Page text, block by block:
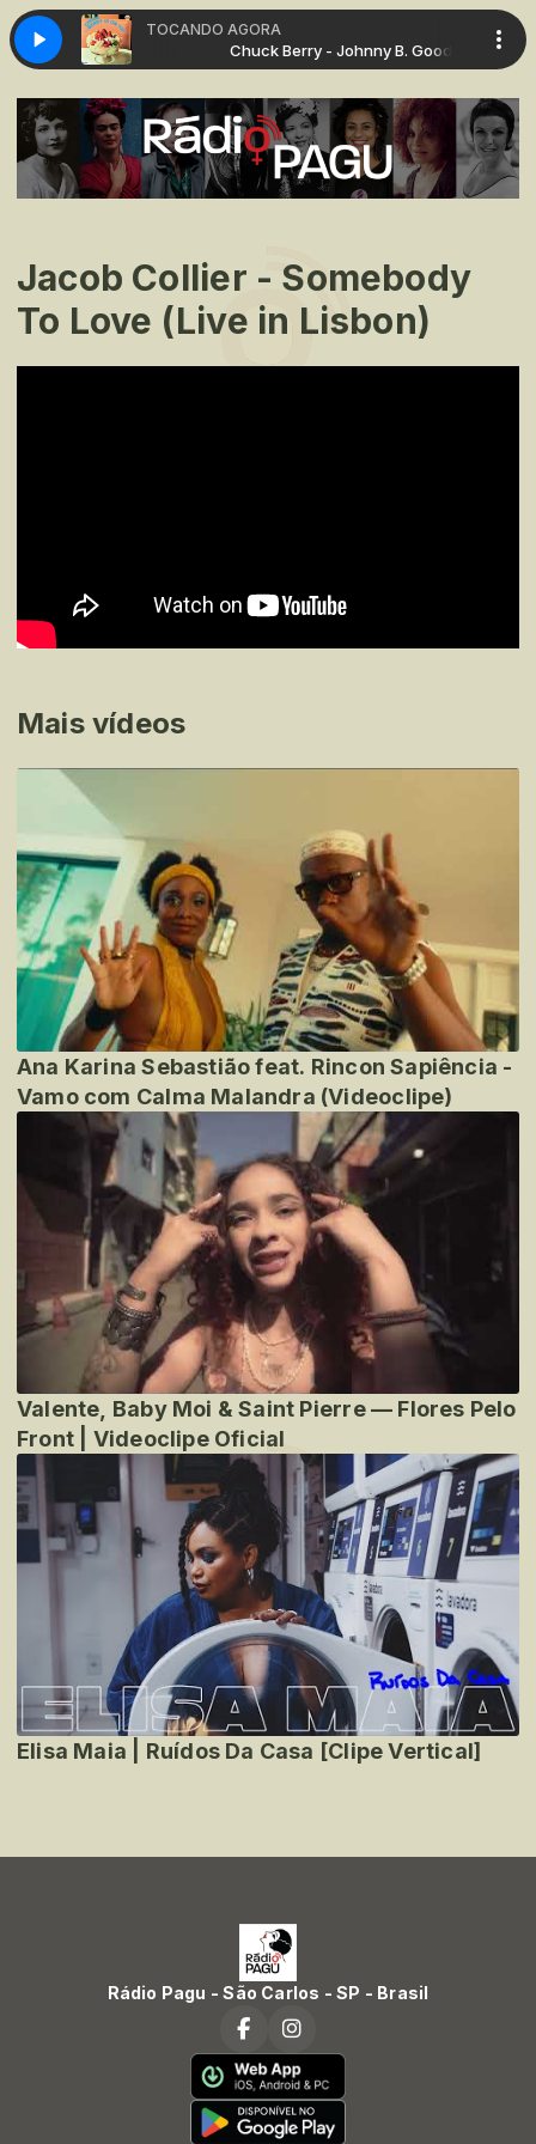
TOCANDO AGORA
B. Goode Chuck Berry - Johnny B. Goode
Jacob Collier - Somebody
To Love (Live in Lisbon)
Mais vídeos
Ana Karina Sebastião feat. Rincon Sapiência -
Vamo com Calma Malandra (Videoclipe)
Valente, Baby Moi & Saint Pierre — Flores Pelo
Front | Videoclipe Oficial
Elisa Maia | Ruídos Da Casa [Clipe Vertical]
Rádio Pagu - São Carlos - SP - Brasil